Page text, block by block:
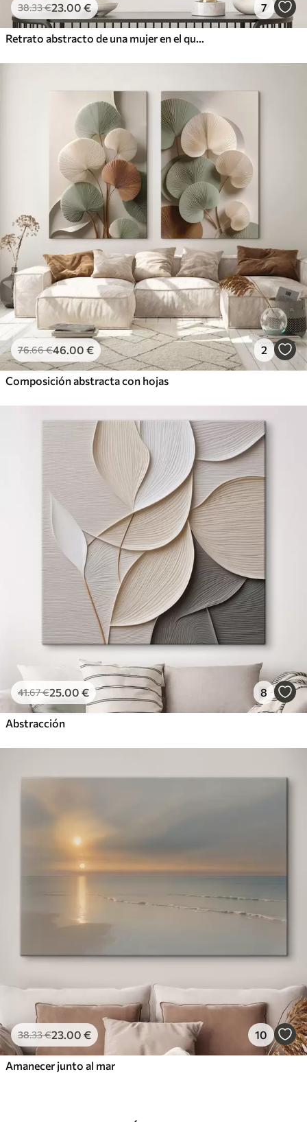
38.33€23.00 € 7
Retrato abstracto de una mujer en el que destacan los ojos y los labios cerrados, realizado en tonos blanco y negro con dinámicas pinceladas de colores cálidos
76.66€46.00 € 2
Composición abstracta con hojas
41.67€25.00 € 8
Abstracción
38.33€23.00 € 10
Amanecer junto al mar